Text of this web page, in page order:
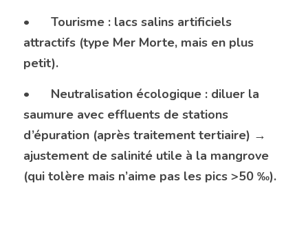
•	Tourisme : lacs salins artificiels
attractifs (type Mer Morte, mais en plus
petit).
•	Neutralisation écologique : diluer la
saumure avec effluents de stations
d’épuration (après traitement tertiaire) →
ajustement de salinité utile à la mangrove
(qui tolère mais n’aime pas les pics >50 ‰).